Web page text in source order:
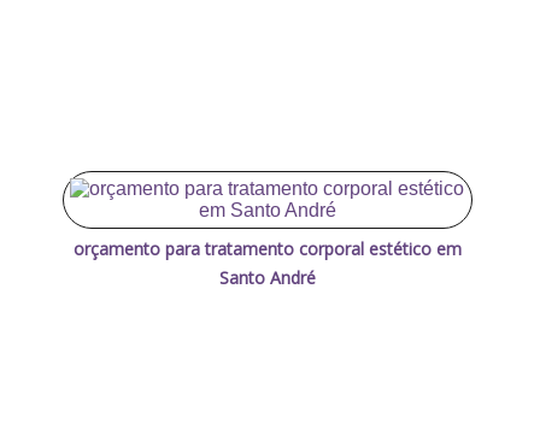
orçamento para tratamento corporal estético em
Santo André